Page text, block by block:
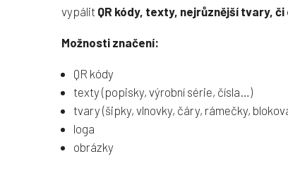
vypálit QR kódy, texty, nejrůznější tvary,
Možnosti značení:
QR kódy
texty (popisky, výrobní série, čísla…)
tvary (šipky, vlnovky, čáry, rámečky,
loga
obrázky